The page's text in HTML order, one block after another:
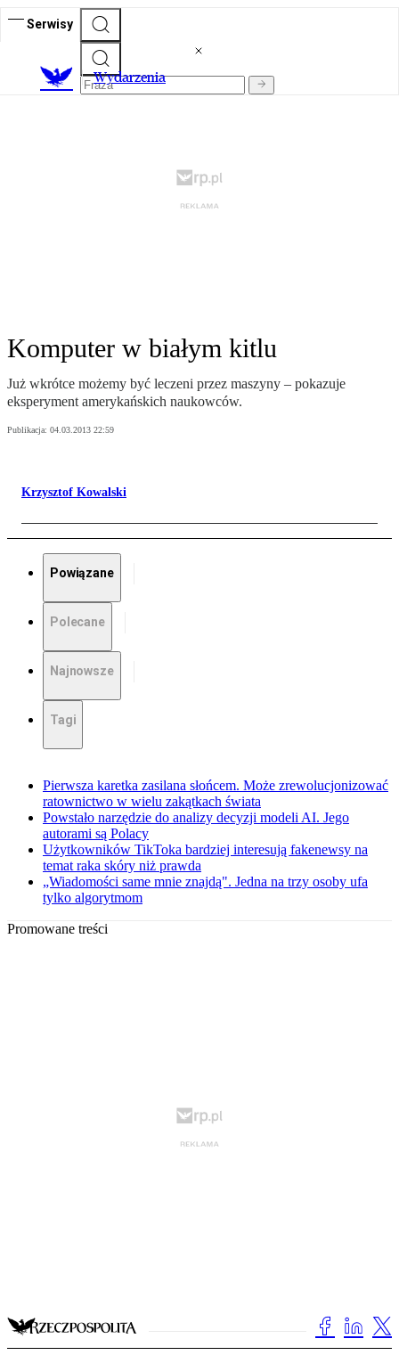
Serwisy
Wydarzenia
Komputer w białym kitlu
Już wkrótce możemy być leczeni przez maszyny – pokazuje
eksperyment amerykańskich naukowców.
Publikacja: 04.03.2013 22:59
Krzysztof Kowalski
Powiązane
Polecane
Najnowsze
Tagi
Pierwsza karetka zasilana słońcem. Może zrewolucjonizować
ratownictwo w wielu zakątkach świata
Powstało narzędzie do analizy decyzji modeli AI. Jego
autorami są Polacy
Użytkowników TikToka bardziej interesują fakenewsy na
temat raka skóry niż prawda
„Wiadomości same mnie znajdą". Jedna na trzy osoby ufa
tylko algorytmom
Promowane treści